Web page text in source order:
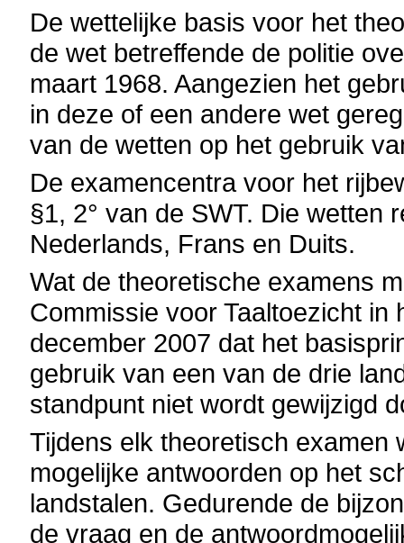
De wettelijke basis voor het
de wet betreffende de politie
maart 1968. Aangezien het
in deze of een andere wet
van de wetten op het gebruik
De examencentra voor het
§1, 2° van de SWT. Die wetten
Nederlands, Frans en Duits.
Wat de theoretische examens
Commissie voor Taaltoezicht in
december 2007 dat het
gebruik van een van de drie
standpunt niet wordt gewijzigd
Tijdens elk theoretisch examen
mogelijke antwoorden op het
landstalen. Gedurende de
de vraag en de